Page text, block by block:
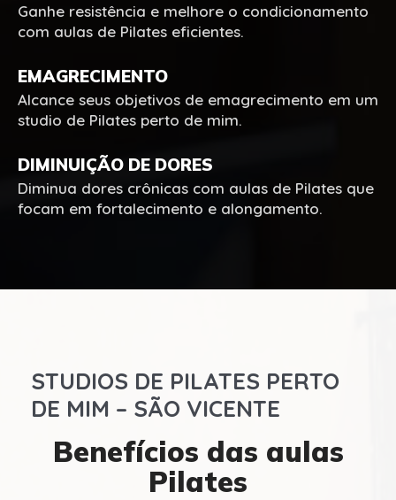
Ganhe resistência e melhore o condicionamento
com aulas de Pilates eficientes.
EMAGRECIMENTO
Alcance seus objetivos de emagrecimento em um
studio de Pilates perto de mim.
DIMINUIÇÃO DE DORES
Diminua dores crônicas com aulas de Pilates que
focam em fortalecimento e alongamento.
STUDIOS DE PILATES PERTO
DE MIM – SÃO VICENTE
Benefícios das aulas
Pilates